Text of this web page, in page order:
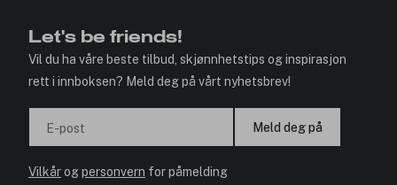
Let's be friends!
Vil du ha våre beste tilbud, skjønnhetstips og inspirasjon
rett i innboksen? Meld deg på vårt nyhetsbrev!
E-post Meld deg på
Vilkårogpersonvern for påmelding